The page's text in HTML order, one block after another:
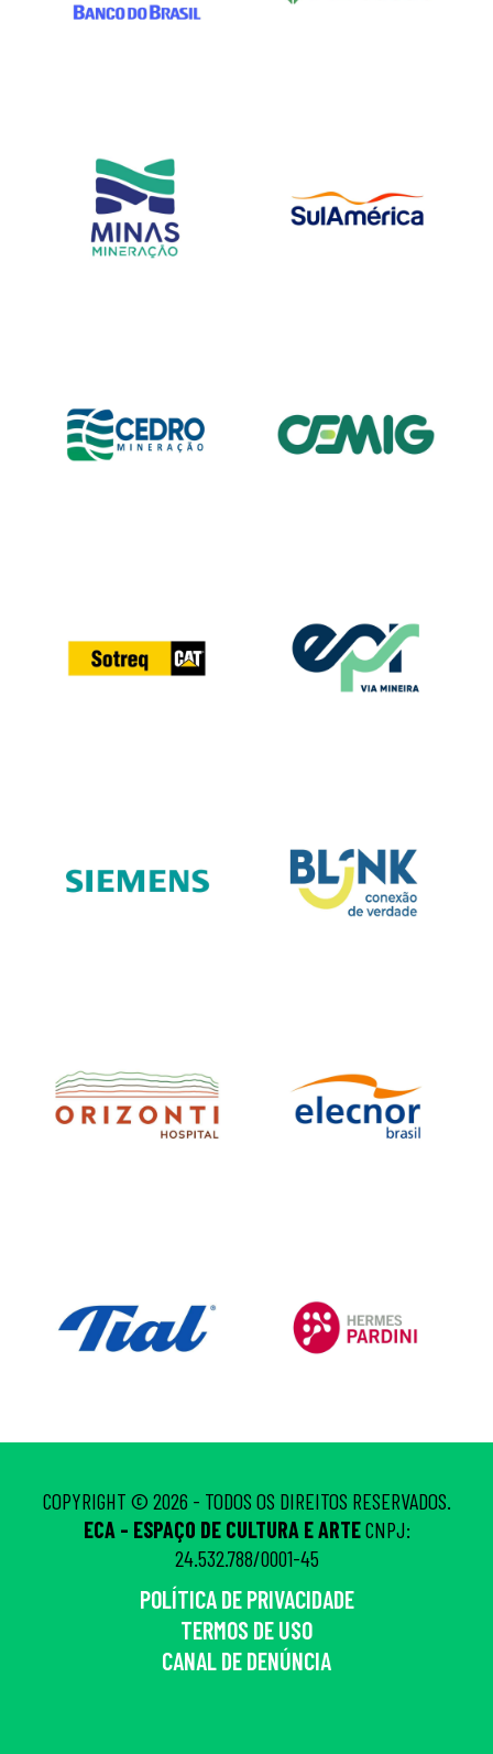
COPYRIGHT © 2026 - TODOS OS DIREITOS RESERVADOS.
ECA - ESPAÇO DE CULTURA E ARTECNPJ:
24.532.788/0001-45
POLÍTICA DE PRIVACIDADE
TERMOS DE USO
CANAL DE DENÚNCIA